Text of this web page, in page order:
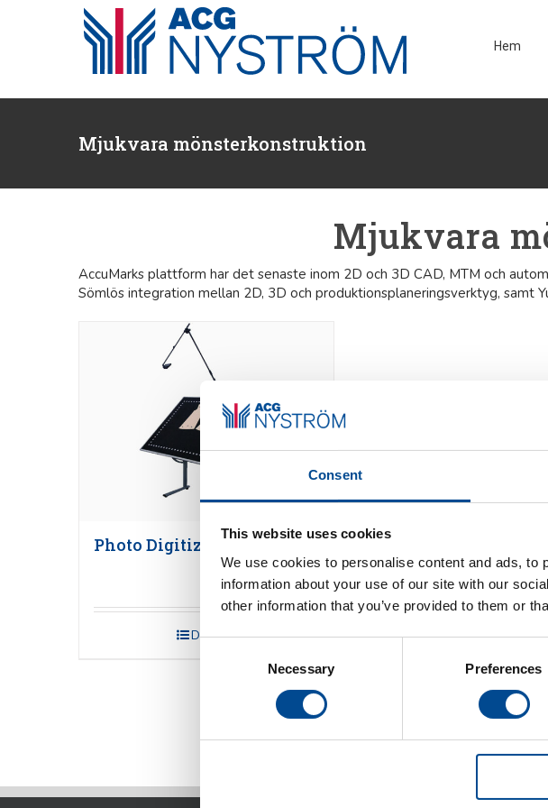
Consent
This website uses cookies
We use cookies to personalise content and ads,
information about your use of our site with our
other information that you’ve provided to them or
Necessary Preferences
Hem
Mjukvara mönsterkonstruktion
Mjukvara
AccuMarks plattform har det senaste inom 2D och 3D CAD, MTM och
Sömlös integration mellan 2D, 3D och produktionsplaneringsverktyg, samt
Photo Digitizer
Detaljer